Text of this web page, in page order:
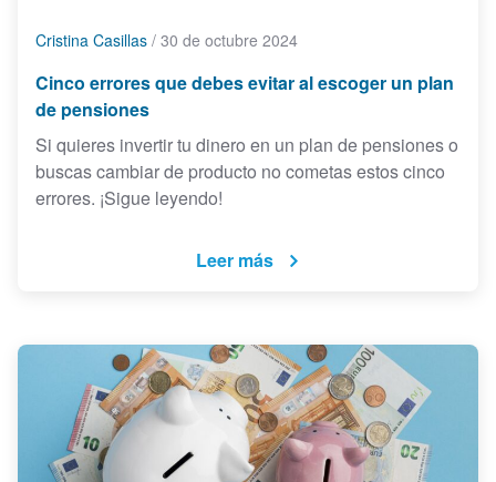
Cristina Casillas / 30 de octubre 2024
Cinco errores que debes evitar al escoger un plan
de pensiones
Si quieres invertir tu dinero en un plan de pensiones o
buscas cambiar de producto no cometas estos cinco
errores. ¡Sigue leyendo!
Leer más